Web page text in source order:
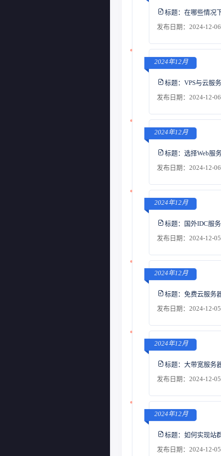
标题： 在哪些情况
发布日期：2024-12-
2024年12月
标题： VPS与云服
发布日期：2024-12-
2024年12月
标题： 选择Web服
发布日期：2024-12-
2024年12月
标题： 国外IDC服
发布日期：2024-12-
2024年12月
标题： 免费云服务
发布日期：2024-12-
2024年12月
标题： 大带宽服务
发布日期：2024-12-
2024年12月
标题： 如何实现站
发布日期：2024-12-